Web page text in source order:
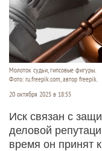
Молоток судьи, гипсовые фигуры.
Фото: ru.freepik.com, автор freepik.
20 октября 2025 в 18:55
Иск связан с
деловой
время он принят